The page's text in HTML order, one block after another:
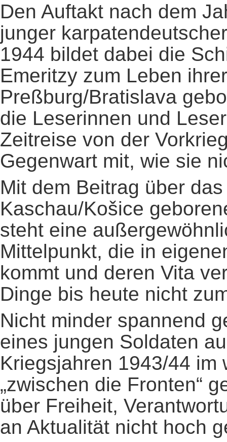
Den Auftakt nach dem
junger
1944 bildet dabei die
Emeritzy zum Leben
Preßburg/Bratislava
die Leserinnen und
Zeitreise von der
Gegenwart mit, wie sie
Mit dem Beitrag über
Kaschau/Košice
steht eine
Mittelpunkt, die in
kommt und deren Vita
Dinge bis heute nicht
Nicht minder spannend
eines jungen Soldaten
Kriegsjahren 1943/44 im
„zwischen die Fronten“
über Freiheit,
an Aktualität nicht hoch